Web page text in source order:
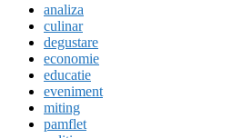
analiza
culinar
degustare
economie
educatie
eveniment
miting
pamflet